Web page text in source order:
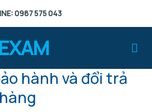
0987 575 043
hành và đổi trả
hàng